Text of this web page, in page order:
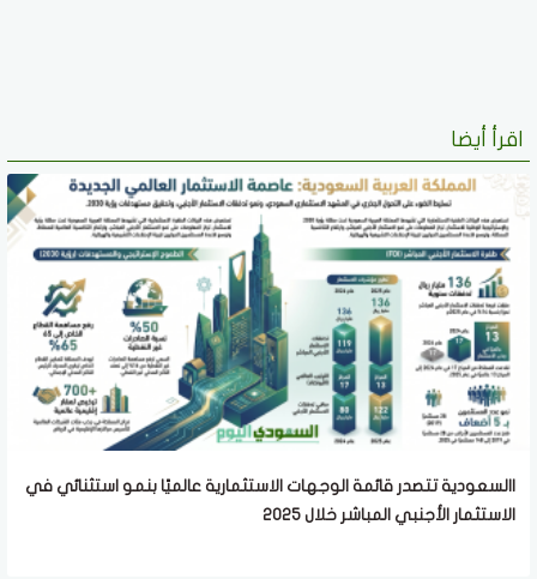
اقرأ أيضا
االسعودية تتصدر قائمة الوجهات الاستثمارية عالميًا بنمو استثنائي في
الاستثمار الأجنبي المباشر خلال 2025